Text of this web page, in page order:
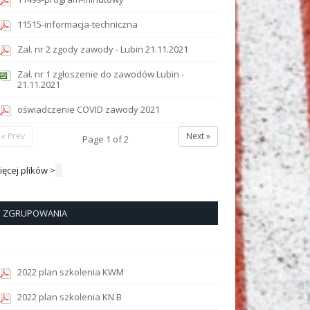
11515-informacja-techniczna
Zał. nr 2 zgody zawody - Lubin 21.11.2021
Zał. nr 1 zgłoszenie do zawodów Lubin -
21.11.2021
oświadczenie COVID zawody 2021
Next »
Page 1 of2
« Prev
plików >
ZGRUPOWANIA
2022 plan szkolenia KWM
2022 plan szkolenia KN B